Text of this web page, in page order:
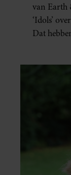
van Earth
‘Idols’
Dat